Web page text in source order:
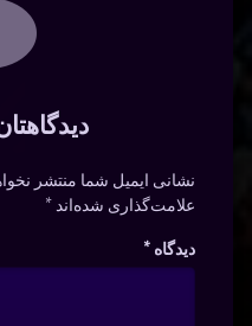
نشانی ایمیل شما منتشر
علامت‌گذاری شده‌اند*
دیدگاه *